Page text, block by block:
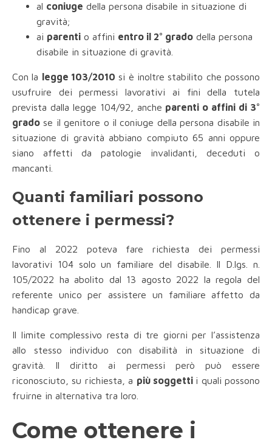
al coniuge della persona disabile in situazione di
gravità;
ai parenti o affini entro il 2° grado della persona
disabile in situazione di gravità.
Con la legge 103/2010 si è inoltre stabilito che possono
usufruire dei permessi lavorativi ai fini della tutela
prevista dalla legge 104/92, anche parenti o affini di 3°
grado se il genitore o il coniuge della persona disabile in
situazione di gravità abbiano compiuto 65 anni oppure
siano affetti da patologie invalidanti, deceduti o
mancanti.
Quanti familiari possono
ottenere i permessi?
Fino al 2022 poteva fare richiesta dei permessi
lavorativi 104 solo un familiare del disabile. Il D.lgs. n.
105/2022 ha abolito dal 13 agosto 2022 la regola del
referente unico per assistere un familiare affetto da
handicap grave.
Il limite complessivo resta di tre giorni per l’assistenza
allo stesso individuo con disabilità in situazione di
gravità. Il diritto ai permessi però può essere
riconosciuto, su richiesta, a più soggetti i quali possono
fruirne in alternativa tra loro.
Come ottenere i